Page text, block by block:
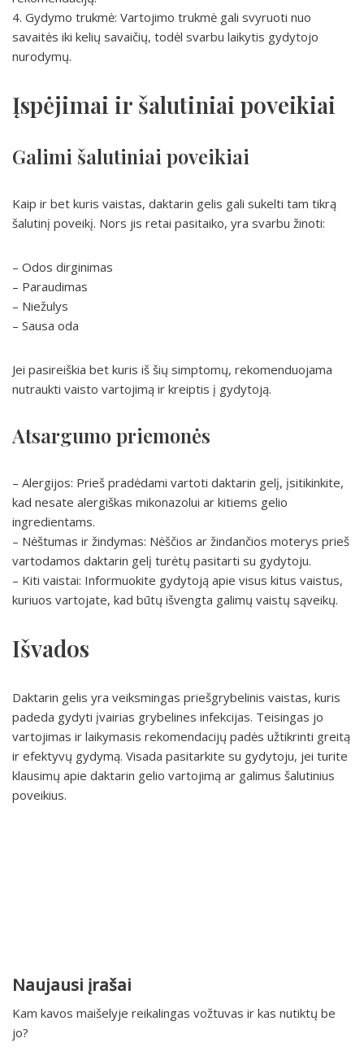
4. Gydymo trukmė: Vartojimo trukmė gali svyruoti nuo
savaitės iki kelių savaičių, todėl svarbu laikytis gydytojo
nurodymų.
Įspėjimai ir šalutiniai poveikiai
Galimi šalutiniai poveikiai
Kaip ir bet kuris vaistas, daktarin gelis gali sukelti tam tikrą
šalutinį poveikį. Nors jis retai pasitaiko, yra svarbu žinoti:
– Odos dirginimas
– Paraudimas
– Niežulys
– Sausa oda
Jei pasireiškia bet kuris iš šių simptomų, rekomenduojama
nutraukti vaisto vartojimą ir kreiptis į gydytoją.
Atsargumo priemonės
– Alergijos: Prieš pradėdami vartoti daktarin gelį, įsitikinkite,
kad nesate alergiškas mikonazolui ar kitiems gelio
ingredientams.
– Nėštumas ir žindymas: Nėščios ar žindančios moterys prieš
vartodamos daktarin gelį turėtų pasitarti su gydytoju.
– Kiti vaistai: Informuokite gydytoją apie visus kitus vaistus,
kuriuos vartojate, kad būtų išvengta galimų vaistų sąveikų.
Išvados
Daktarin gelis yra veiksmingas priešgrybelinis vaistas, kuris
padeda gydyti įvairias grybelines infekcijas. Teisingas jo
vartojimas ir laikymasis rekomendacijų padės užtikrinti greitą
ir efektyvų gydymą. Visada pasitarkite su gydytoju, jei turite
klausimų apie daktarin gelio vartojimą ar galimus šalutinius
poveikius.
Naujausi įrašai
Kam kavos maišelyje reikalingas vožtuvas ir kas nutiktų be
jo?